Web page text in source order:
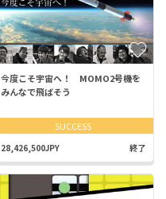
今度こそ宇宙へ！ MOMO2号機を
みんなで飛ばそう
SUCCESS
28,426,500JPY 終了